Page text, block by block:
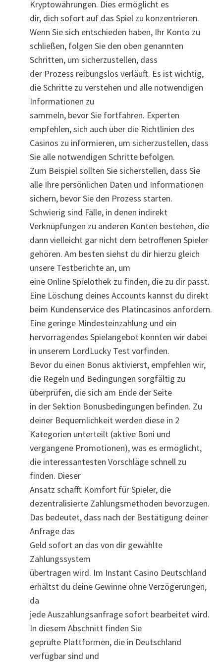
Kryptowährungen. Dies ermöglicht es
dir, dich sofort auf das Spiel zu konzentrieren.
Wenn Sie sich entschieden haben, Ihr Konto zu
schließen, folgen Sie den oben genannten
Schritten, um sicherzustellen, dass
der Prozess reibungslos verläuft. Es ist wichtig,
die Schritte zu verstehen und alle notwendigen
Informationen zu
sammeln, bevor Sie fortfahren. Experten
empfehlen, sich auch über die Richtlinien des
Casinos zu informieren, um sicherzustellen, dass
Sie alle notwendigen Schritte befolgen.
Zum Beispiel sollten Sie sicherstellen, dass Sie
alle Ihre persönlichen Daten und Informationen
sichern, bevor Sie den Prozess starten.
Schwierig sind Fälle, in denen indirekt
Verknüpfungen zu anderen Konten bestehen, die
dann vielleicht gar nicht dem betroffenen Spieler
gehören. Am besten siehst du dir hierzu gleich
unsere Testberichte an, um
eine Online Spielothek zu finden, die zu dir passt.
Eine Löschung deines Accounts kannst du direkt
beim Kundenservice des Platincasinos anfordern.
Eine geringe Mindesteinzahlung und ein
hervorragendes Spielangebot konnten wir dabei
in unserem LordLucky Test vorfinden.
Bevor du einen Bonus aktivierst, empfehlen wir,
die Regeln und Bedingungen sorgfältig zu
überprüfen, die sich am Ende der Seite
in der Sektion Bonusbedingungen befinden. Zu
deiner Bequemlichkeit werden diese in 2
Kategorien unterteilt (aktive Boni und
vergangene Promotionen), was es ermöglicht,
die interessantesten Vorschläge schnell zu
finden. Dieser
Ansatz schafft Komfort für Spieler, die
dezentralisierte Zahlungsmethoden bevorzugen.
Das bedeutet, dass nach der Bestätigung deiner
Anfrage das
Geld sofort an das von dir gewählte
Zahlungssystem
übertragen wird. Im Instant Casino Deutschland
erhältst du deine Gewinne ohne Verzögerungen,
da
jede Auszahlungsanfrage sofort bearbeitet wird.
In diesem Abschnitt finden Sie
geprüfte Plattformen, die in Deutschland
verfügbar sind und